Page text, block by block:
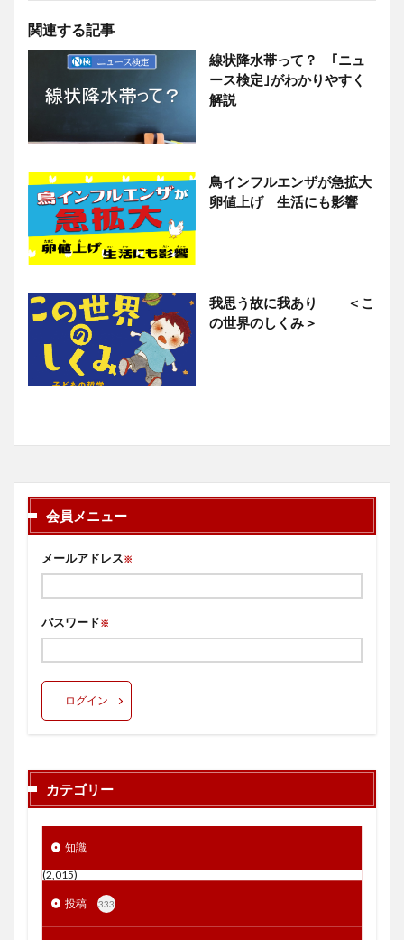
関連する記事
線状降水帯って？ ｢ニュ
ース検定｣がわかりやすく
解説
鳥インフルエンザが急拡大
卵値上げ 生活にも影響
我思う故に我あり ＜こ
の世界のしくみ＞
会員メニュー
メールアドレス※
パスワード※
ログイン
カテゴリー
知識
(2,015)
投稿 333